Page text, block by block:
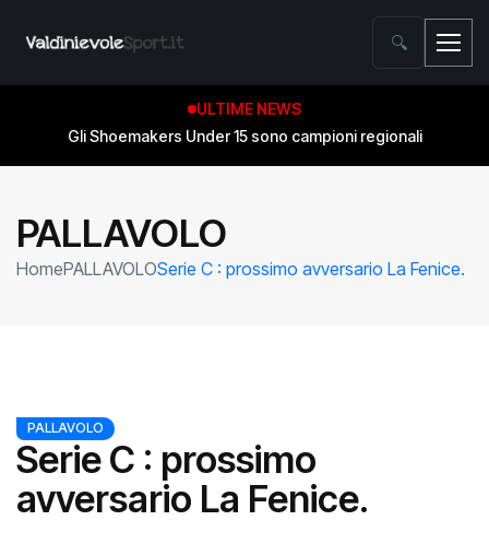
🔍
ULTIME NEWS
Gli Shoemakers Under 15 sono campioni regionali
PALLAVOLO
HomePALLAVOLOSerie C : prossimo avversario La Fenice.
PALLAVOLO
Serie C : prossimo
avversario La Fenice.